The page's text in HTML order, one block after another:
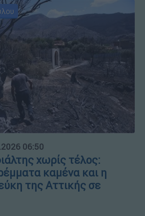
06:50
χωρίς τέλος:
καμένα και η
της Αττικής σε